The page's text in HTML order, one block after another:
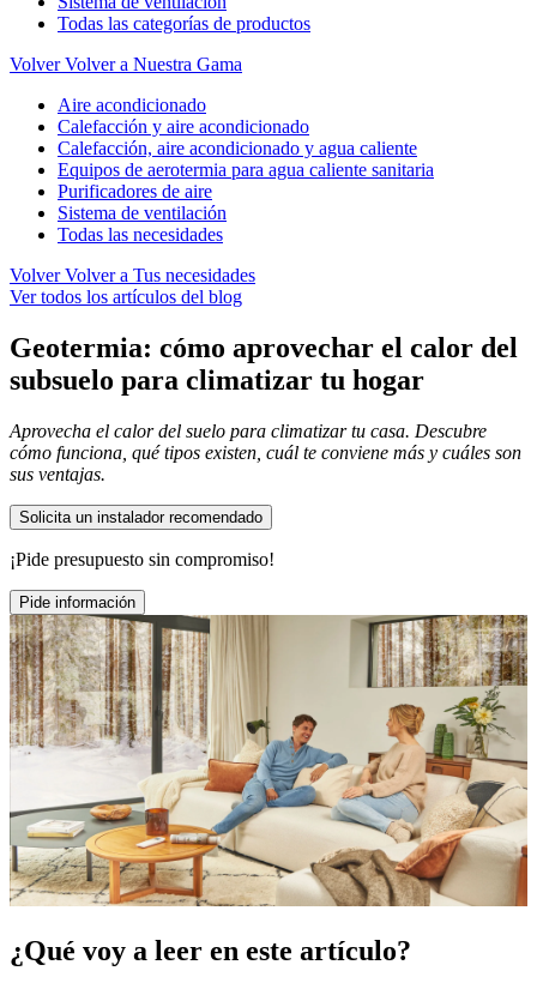
Todas las categorías de productos
Volver Volver a Nuestra Gama
Aire acondicionado
Calefacción y aire acondicionado
Calefacción, aire acondicionado y agua caliente
Equipos de aerotermia para agua caliente sanitaria
Purificadores de aire
Sistema de ventilación
Todas las necesidades
Volver Volver a Tus necesidades
Ver todos los artículos del blog
Geotermia: cómo aprovechar el calor del
subsuelo para climatizar tu hogar
Aprovecha el calor del suelo para climatizar tu casa. Descubre
cómo funciona, qué tipos existen, cuál te conviene más y cuáles son
sus ventajas.
Solicita un instalador recomendado
¡Pide presupuesto sin compromiso!
Pide información
¿Qué voy a leer en este artículo?